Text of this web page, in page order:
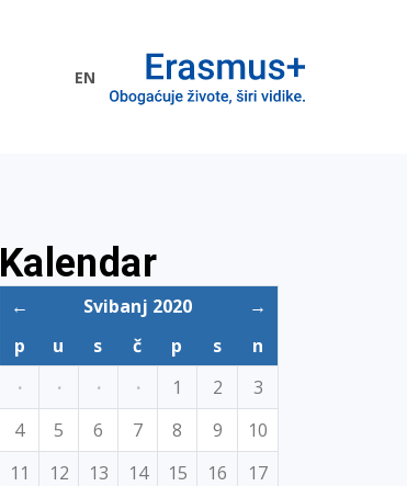
EN
Kalendar
← Svibanj 2020
→
p
u s č p s
n
·
· · · 1 2
3
4
5 6 7 8 9
10
11
12 13 14 15 16
17